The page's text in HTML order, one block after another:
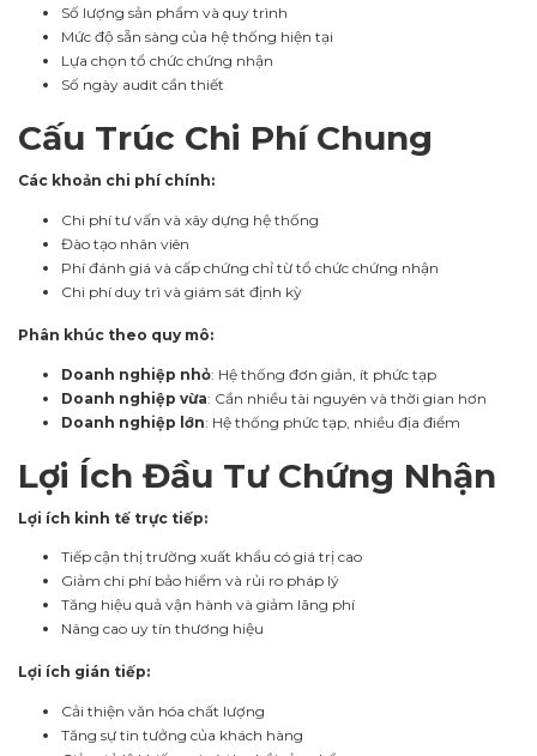
Số lượng sản phẩm và quy trình
Mức độ sẵn sàng của hệ thống hiện tại
Lựa chọn tổ chức chứng nhận
Số ngày audit cần thiết
Cấu Trúc Chi Phí Chung
Các khoản chi phí chính:
Chi phí tư vấn và xây dựng hệ thống
Đào tạo nhân viên
Phí đánh giá và cấp chứng chỉ từ tổ chức chứng nhận
Chi phí duy trì và giám sát định kỳ
Phân khúc theo quy mô:
Doanh nghiệp nhỏ: Hệ thống đơn giản, ít phức tạp
Doanh nghiệp vừa: Cần nhiều tài nguyên và thời gian hơn
Doanh nghiệp lớn: Hệ thống phức tạp, nhiều địa điểm
Lợi Ích Đầu Tư Chứng Nhận
Lợi ích kinh tế trực tiếp:
Tiếp cận thị trường xuất khẩu có giá trị cao
Giảm chi phí bảo hiểm và rủi ro pháp lý
Tăng hiệu quả vận hành và giảm lãng phí
Nâng cao uy tín thương hiệu
Lợi ích gián tiếp:
Cải thiện văn hóa chất lượng
Tăng sự tin tưởng của khách hàng